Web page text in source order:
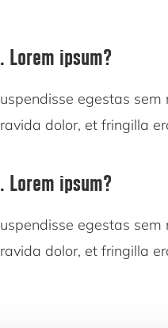
Lorem ipsum?
egestas
dolor, et fringilla
Lorem ipsum?
egestas
dolor, et fringilla